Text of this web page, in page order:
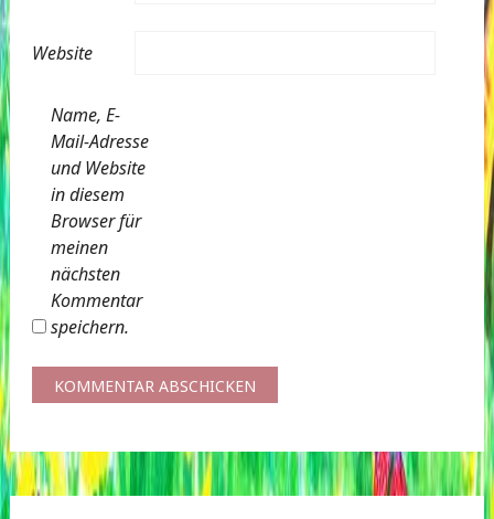
Website
Name, E-
Mail-Adresse
und Website
in diesem
Browser für
meinen
nächsten
Kommentar
speichern.